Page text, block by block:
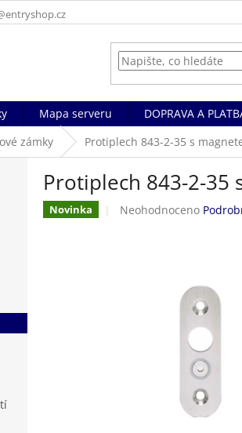
Mapa serveru DOPRAVA A
zámky Protiplech 843-2-35 s
Protiplech 843-2-35
Novinka
Průměrné
Neohodnoceno